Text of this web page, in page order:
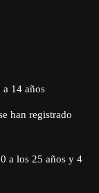
a 14 años
han registrado
a los 25 años y 4